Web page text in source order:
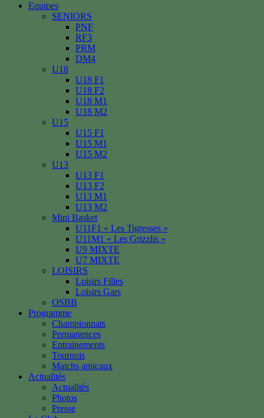
Equipes
SENIORS
PNF
RF3
PRM
DM4
U18
U18 F1
U18 F2
U18 M1
U18 M2
U15
U15 F1
U15 M1
U15 M2
U13
U13 F1
U13 F2
U13 M1
U13 M2
Mini Basket
U11F1 « Les Tigresses »
U11M1 « Les Grizzlis »
U9 MIXTE
U7 MIXTE
LOISIRS
Loisirs Filles
Loisirs Gars
OSBB
Programme
Championnats
Permanences
Entrainements
Tournois
Matchs amicaux
Actualités
Actualités
Photos
Presse